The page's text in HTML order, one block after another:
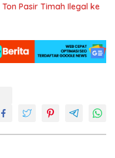
Pasir Timah Ilegal ke